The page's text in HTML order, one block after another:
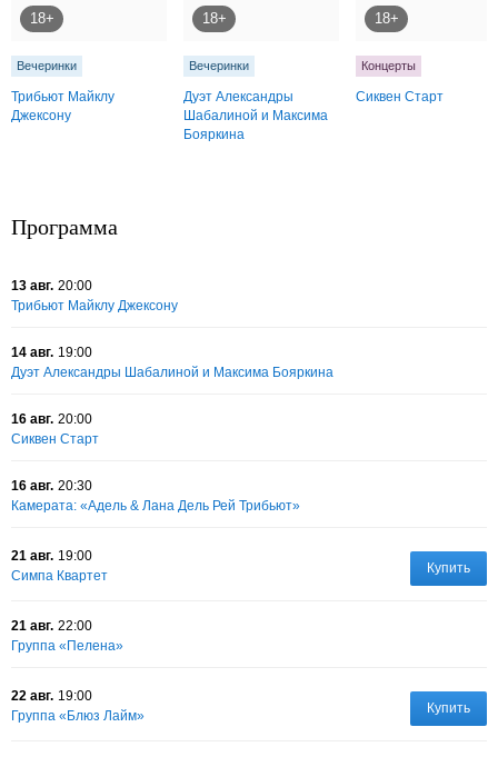
18+
Вечеринки
Трибьют Майклу
Джексону
18+
Вечеринки
Дуэт Александры
Шабалиной и Максима
Бояркина
18+
Концерты
Сиквен Старт
Программа
13 авг. 20:00
Трибьют Майклу Джексону
14 авг. 19:00
Дуэт Александры Шабалиной и Максима Бояркина
16 авг. 20:00
Сиквен Старт
16 авг. 20:30
Камерата: «Адель & Лана Дель Рей Трибьют»
21 авг. 19:00
Симпа Квартет
Купить
21 авг. 22:00
Группа «Пелена»
22 авг. 19:00
Группа «Блюз Лайм»
Купить